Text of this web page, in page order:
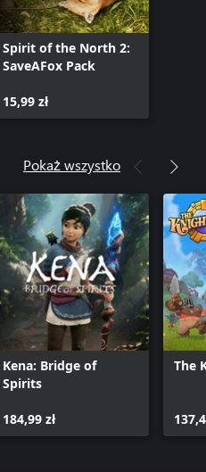
Spirit of the North 2:
SaveAFox Pack
15,99 zł
Pokaż wszystko
Kena: Bridge of
Spirits
184,99 zł
The